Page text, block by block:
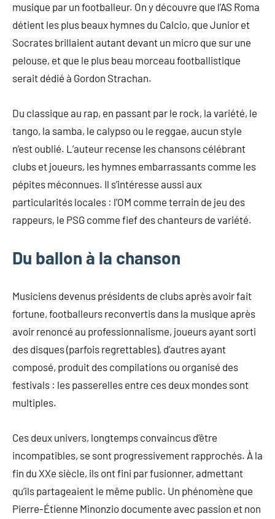
musique par un footballeur. On y découvre que l’AS Roma
détient les plus beaux hymnes du Calcio, que Junior et
Socrates brillaient autant devant un micro que sur une
pelouse, et que le plus beau morceau footballistique
serait dédié à Gordon Strachan.
Du classique au rap, en passant par le rock, la variété, le
tango, la samba, le calypso ou le reggae, aucun style
n’est oublié. L’auteur recense les chansons célébrant
clubs et joueurs, les hymnes embarrassants comme les
pépites méconnues. Il s’intéresse aussi aux
particularités locales : l’OM comme terrain de jeu des
rappeurs, le PSG comme fief des chanteurs de variété.
Du ballon à la chanson
Musiciens devenus présidents de clubs après avoir fait
fortune, footballeurs reconvertis dans la musique après
avoir renoncé au professionnalisme, joueurs ayant sorti
des disques (parfois regrettables), d’autres ayant
composé, produit des compilations ou organisé des
festivals : les passerelles entre ces deux mondes sont
multiples.
Ces deux univers, longtemps convaincus d’être
incompatibles, se sont progressivement rapprochés. À la
fin du XXe siècle, ils ont fini par fusionner, admettant
qu’ils partageaient le même public. Un phénomène que
Pierre-Étienne Minonzio documente avec passion et non